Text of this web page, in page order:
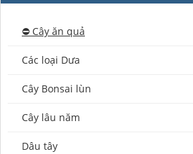
⛔️ Cây ăn quả
Các loại Dưa
Cây Bonsai lùn
Cây lâu năm
Dâu tây